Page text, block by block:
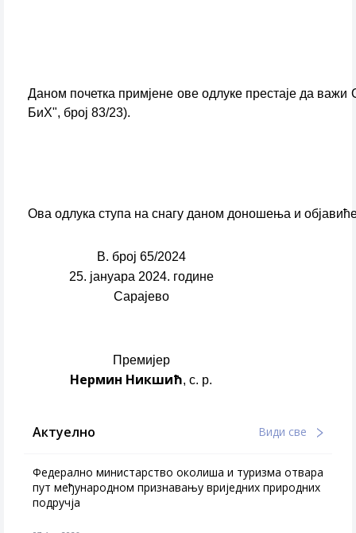
Даном почетка примјене ове одлуке престаје да
БиХ", број 83/23).
Ова одлука ступа на снагу даном доношења и
В. број 65/2024
25. јануара 2024. године
Сарајево
Премијер
Нермин Никшић, с. р.
Актуелно Види све
Федерално министарство околиша и туризма отвара
пут међународном признавању вриједних природних
подручја